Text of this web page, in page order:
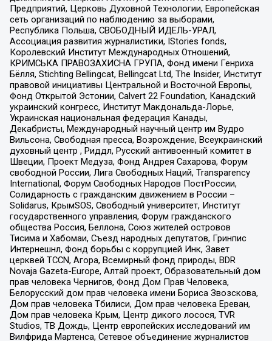
Предприятий, Церковь Духовной Технологии, Европейская
сеть организаций по наблюдению за выборами,
Республика Польша, СВОБОДНЫЙ ИДЕЛЬ-УРАЛ,
Ассоциация развития журналистики, IStories fonds,
Королевский Институт Международных Отношений,
КРИМСЬКА ПРАВОЗАХИСНА ГРУПА, Фонд имени Генриха
Бёлля, Stichting Bellingcat, Bellingcat Ltd, The Insider, Институт
правовой инициативы Центральной и Восточной Европы,
Фонд Открытой Эстонии, Calvert 22 Foundation, Канадский
украинский конгресс, Институт Макдональда-Лорье,
Украинская национальная федерация Канады,
Декабристы, Международный научный центр им Вудро
Вильсона, Свободная пресса, Возрождение, Всеукраинский
духовный центр , Риддл, Русский антивоенный комитет в
Швеции, Проект Медуза, Фонд Андрея Сахарова, Форум
свободной России, Лига Свободных Наций, Transparеncy
International, Форум Свободных Народов ПостРоссии,
Солидарность с гражданским движением в России –
Solidarus, КрымSOS, Свободный университет, Институт
государственного управления, Форум гражданского
общества Россия, Беллона, Союз жителей островов
Тисима и Хабомаи, Съезд народных депутатов, Гринпис
Интернешнл, Фонд борьбы с коррупцией Инк, Завет
церквей TCCN, Агора, Всемирный фонд природы, BDR
Novaja Gazeta-Europe, Алтай проект, Образовательный дом
прав человека Чернигов, Фонд Дом Прав Человека,
Белорусский дом прав человека имени Бориса Звозскова,
Дом прав человека Тбилиси, Дом прав человека Ереван,
Дом прав человека Крым, Центр дикого лосося, TVR
Studios, ТВ Дождь, Центр европейских исследований им
Вилфрида Мартенса, Сетевое объединение журналистов